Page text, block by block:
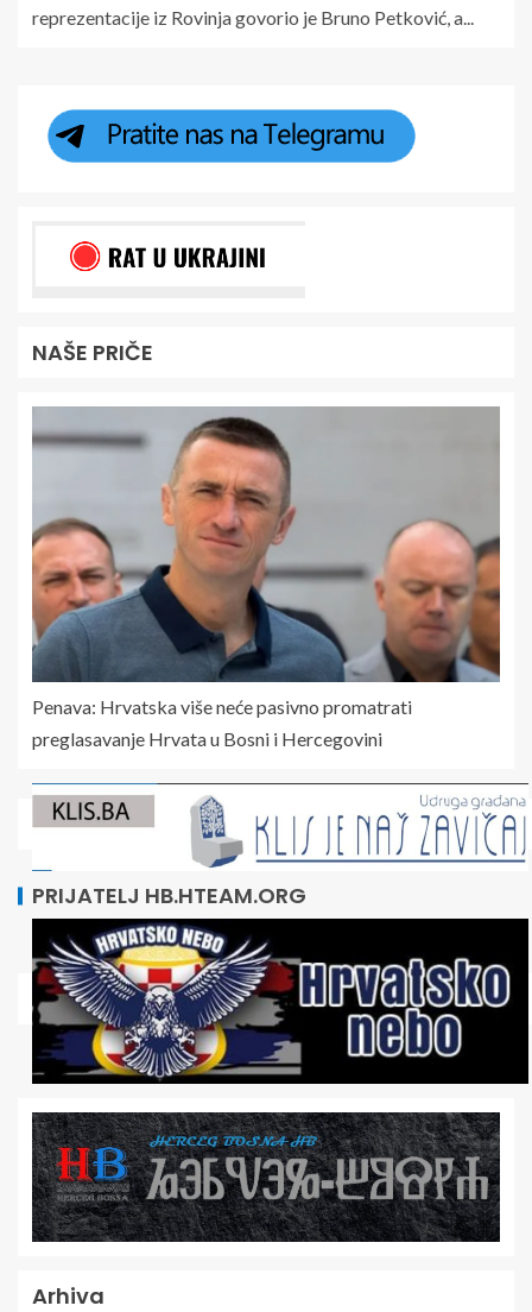
reprezentacije iz Rovinja govorio je Bruno Petković, a...
NAŠE PRIČE
Penava: Hrvatska više neće pasivno promatrati
preglasavanje Hrvata u Bosni i Hercegovini
PRIJATELJ HB.HTEAM.ORG
Arhiva